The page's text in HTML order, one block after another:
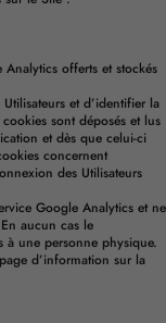
offerts et stockés
et d’identifier la
sont déposés et lus
et dès que celui-ci
concernent
des Utilisateurs
Google Analytics et ne
aucun cas le
à une personne physique.
d’information sur la